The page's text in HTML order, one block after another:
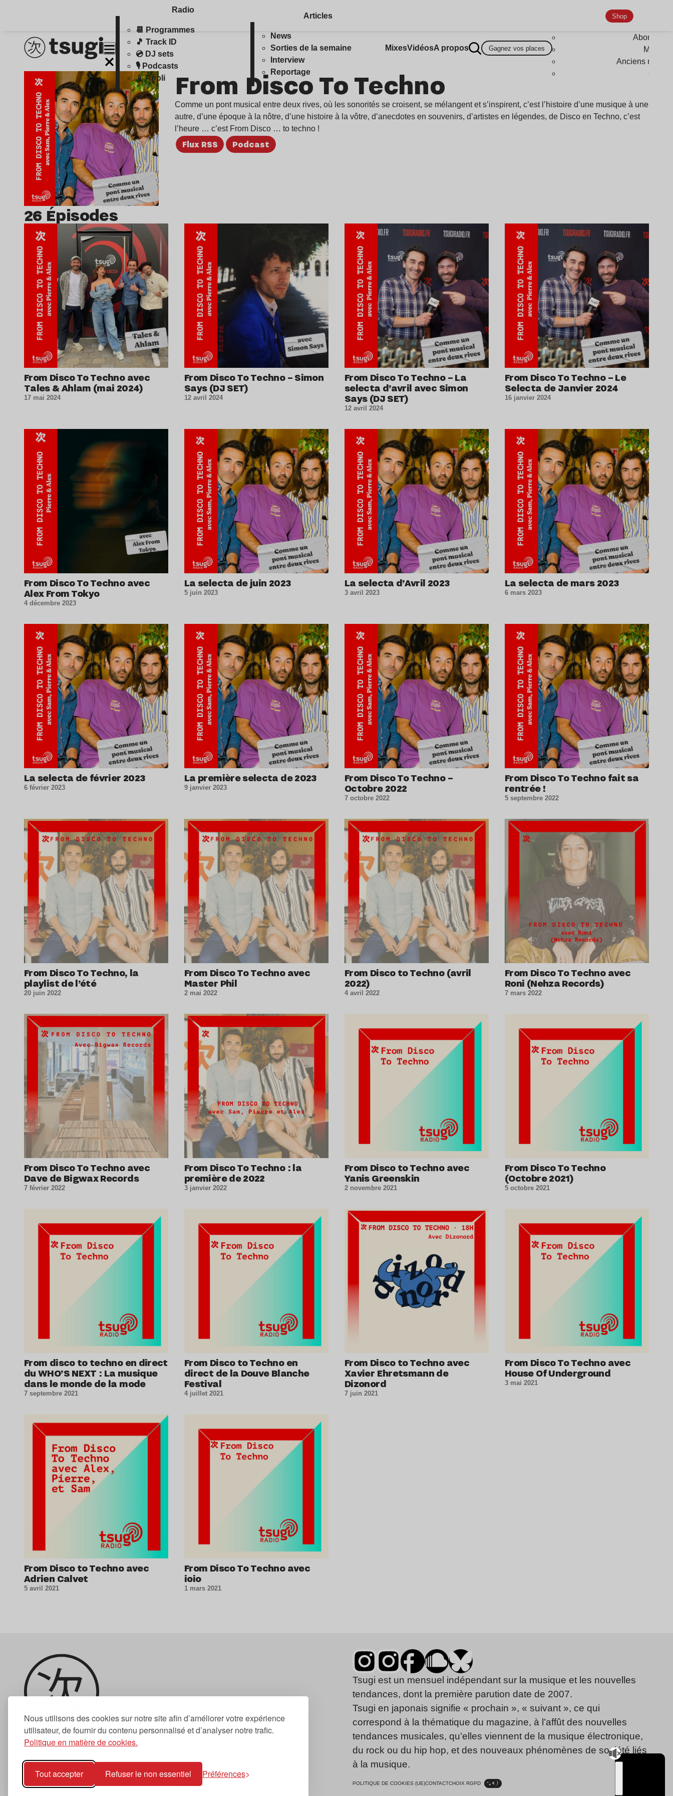
Nous utilisons des cookies sur notre site afin d’améliorer votre expérience
utilisateur, de fournir du contenu personnalisé et d’analyser notre trafic.
Politique en matière de cookies.
Tout accepter Refuser le non essentiel Préférences
Radio
📆 Programmes
🎵 Track ID
💿 DJ sets
🎙️ Podcasts
📱 Appli
Articles
News
Sorties de la semaine
Interview
Reportage
MixesVidéosA propos Gagnez vos places
Shop
Anciens
From Disco To Techno
Comme un pont musical entre deux rives, où les sonorités se croisent, se mélangent et s’inspirent, c’est l’histoire d’une musique à une
autre, d’une époque à la nôtre, d’une histoire à la vôtre, d’anecdotes en souvenirs, d’artistes en légendes, de Disco en Techno, c’est
l’heure … c’est From Disco … to techno !
Flux RSS Podcast
26 Épisodes
From Disco To Techno avec
Tales & Ahlam (mai 2024)
17 mai 2024
From Disco To Techno – Simon
Says (DJ SET)
12 avril 2024
From Disco To Techno – La
selecta d’avril avec Simon
Says (DJ SET)
12 avril 2024
From Disco To Techno – Le
Selecta de Janvier 2024
16 janvier 2024
Lire l’article
From Disco To Techno avec
Alex From Tokyo
4 décembre 2023
La selecta de juin 2023
5 juin 2023
La selecta d’Avril 2023
3 avril 2023
La selecta de mars 2023
6 mars 2023
La selecta de février 2023
6 février 2023
La première selecta de 2023
9 janvier 2023
From Disco To Techno –
Octobre 2022
7 octobre 2022
From Disco To Techno fait sa
rentrée !
5 septembre 2022
Lire l’article
From Disco To Techno, la
playlist de l’été
20 juin 2022
From Disco To Techno avec
Master Phil
2 mai 2022
From Disco to Techno (avril
2022)
4 avril 2022
From Disco To Techno avec
Roni (Nehza Records)
7 mars 2022
From Disco To Techno avec
Dave de Bigwax Records
7 février 2022
From Disco To Techno : la
première de 2022
3 janvier 2022
From Disco to Techno avec
Yanis Greenskin
2 novembre 2021
From Disco To Techno
(Octobre 2021)
5 octobre 2021
From disco to techno en direct
du WHO’S NEXT : La musique
dans le monde de la mode
7 septembre 2021
From Disco to Techno en
direct de la Douve Blanche
Festival
4 juillet 2021
From Disco to Techno avec
Xavier Ehretsmann de
Dizonord
7 juin 2021
From Disco To Techno avec
House Of Underground
3 mai 2021
From Disco to Techno avec
Adrien Calvet
5 avril 2021
From Disco To Techno avec
ioio
1 mars 2021
Newsletter
S'abonner
Tsugi est un mensuel indépendant sur la musique et les nouvelles
tendances, dont la première parution date de 2007.
Tsugi en japonais signifie « prochain », « suivant », ce qui
correspond à la thématique du magazine, à l’affût des nouvelles
tendances musicales, qu’elles viennent de la musique électronique,
du rock ou du hip hop, et des nouveaux phénomènes de société liés
à la musique.
POLITIQUE DE COOKIES (UE)CONTACTCHOIX RGPD